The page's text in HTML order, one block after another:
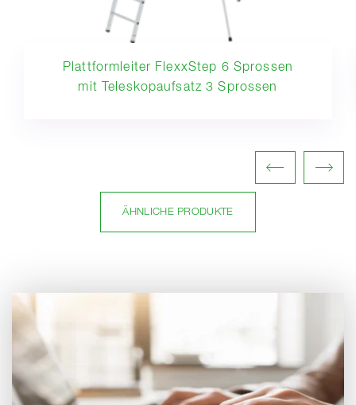
Plattformleiter FlexxStep 6 Sprossen
mit Teleskopaufsatz 3 Sprossen
ÄHNLICHE PRODUKTE